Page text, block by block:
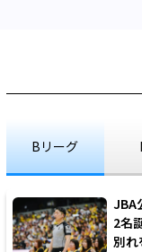
Bリーグ
JBA
2名
別れ